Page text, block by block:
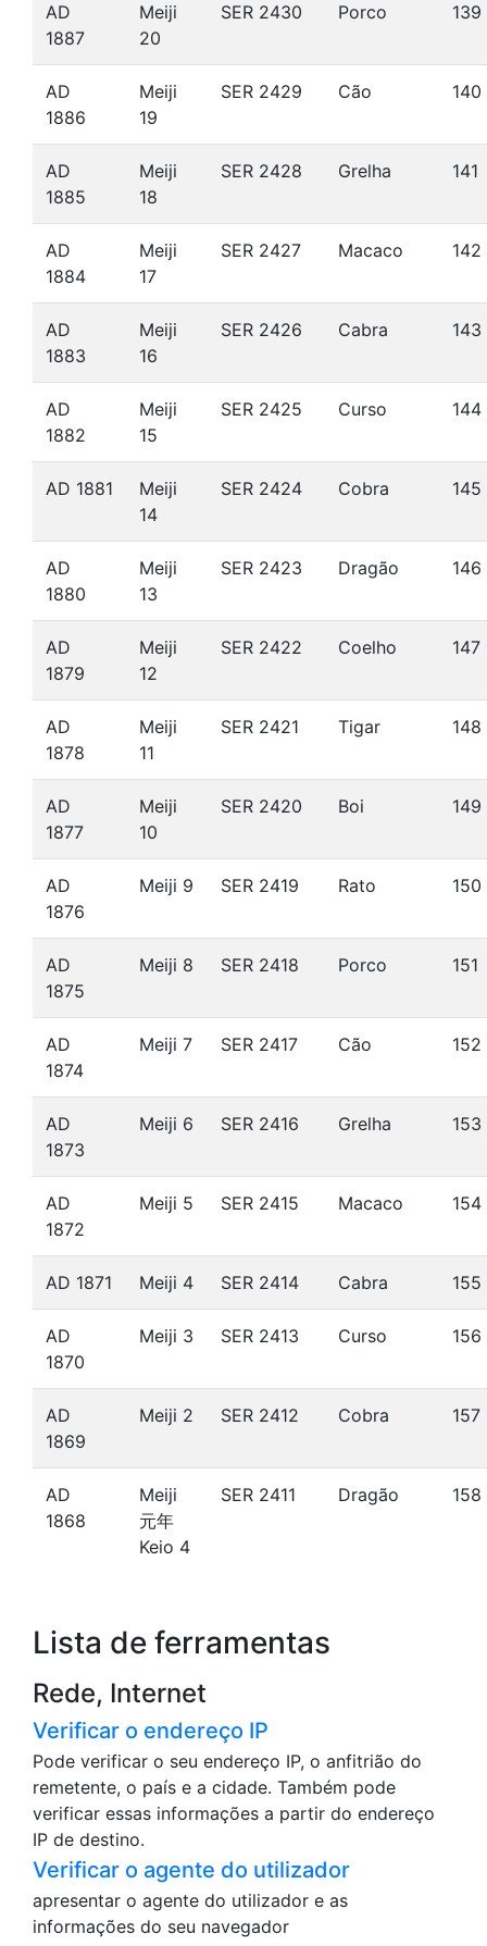
AD
1887
Meiji
20
SER 2430 Porco 139
AD
1886
Meiji
19
SER 2429 Cão 140
AD
1885
Meiji
18
SER 2428 Grelha 141
AD
1884
Meiji
17
SER 2427 Macaco 142
AD
1883
Meiji
16
SER 2426 Cabra 143
AD
1882
Meiji
15
SER 2425 Curso 144
AD 1881
Meiji
14
SER 2424 Cobra 145
AD
1880
Meiji
13
SER 2423 Dragão 146
AD
1879
Meiji
12
SER 2422 Coelho 147
AD
1878
Meiji
11
SER 2421 Tigar 148
AD
1877
Meiji
10
SER 2420 Boi 149
AD
1876
Meiji 9 SER 2419 Rato 150
AD
1875
Meiji 8 SER 2418 Porco 151
AD
1874
Meiji 7 SER 2417 Cão 152
AD
1873
Meiji 6 SER 2416 Grelha 153
AD
1872
Meiji 5 SER 2415 Macaco 154
AD 1871 Meiji 4 SER 2414 Cabra 155
AD
1870
Meiji 3 SER 2413 Curso 156
AD
1869
Meiji 2 SER 2412 Cobra 157
AD
1868
Meiji
元年
Keio 4
SER 2411 Dragão 158
Lista de ferramentas
Rede, Internet
Verificar o endereço IP
Pode verificar o seu endereço IP, o anfitrião do
remetente, o país e a cidade. Também pode
verificar essas informações a partir do endereço
IP de destino.
Verificar o agente do utilizador
apresentar o agente do utilizador e as
informações do seu navegador